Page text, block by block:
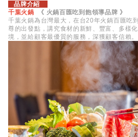
品牌介紹
千葉火鍋
《 火鍋百匯吃到飽領導品牌 》
千葉火鍋為台灣最大，在台20年火鍋百匯吃
尊的出發點，講究食材的新鮮、豐富、多樣
境，並給顧客最優質的服務，深獲顧客信賴。